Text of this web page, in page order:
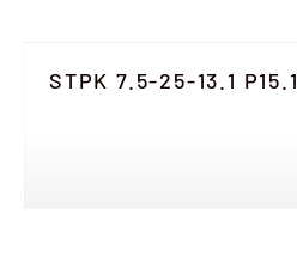
STPK 7.5-25-13.1 P15.1